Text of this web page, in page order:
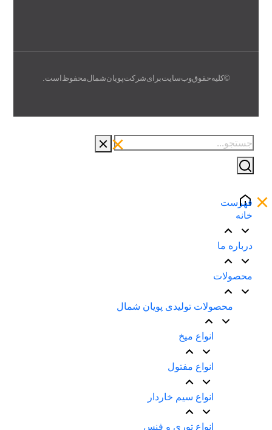
© کلیه حقوق وب سایت برای شرکت پویان شمال محفوظ است.
فهرست
خانه
درباره ما
محصولات
محصولات تولیدی پویان شمال
انواع میخ
انواع مفتول
انواع سیم خاردار
انواع توری و فنس